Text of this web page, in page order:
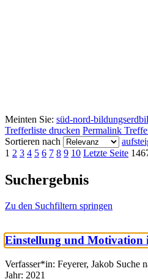
Meinten Sie: süd-nord-bildungs
Trefferliste drucken Permalink
Sortieren nach
1 2 3 4 5 6 7 8 9 10 Letzte Seite
Suchergebnis
Zu den Suchfiltern springen
Einstellung und
Verfasser*in: Feyerer, Jakob Suche
Jahr: 2021